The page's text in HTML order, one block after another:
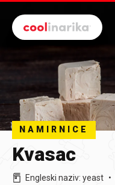
NAMIRNICE
Kvasac
Engleski naziv: yeast